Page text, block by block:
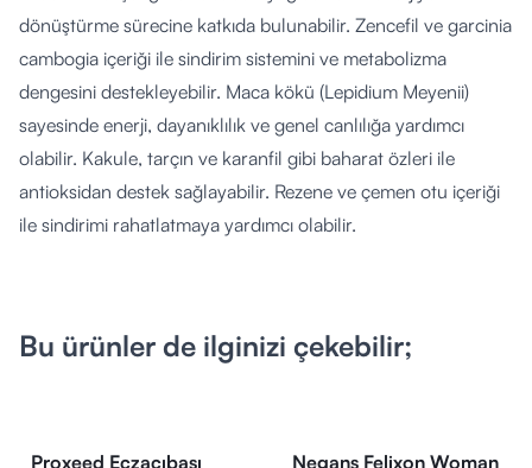
dönüştürme sürecine katkıda bulunabilir. Zencefil ve garcinia
cambogia içeriği ile sindirim sistemini ve metabolizma
dengesini destekleyebilir. Maca kökü (Lepidium Meyenii)
sayesinde enerji, dayanıklılık ve genel canlılığa yardımcı
olabilir. Kakule, tarçın ve karanfil gibi baharat özleri ile
antioksidan destek sağlayabilir. Rezene ve çemen otu içeriği
ile sindirimi rahatlatmaya yardımcı olabilir.
aşılmamalıdır.
dönemi veya ilaç kullanımı durumunda hekime danışılması
Bu ürünler de ilginizi çekebilir;
Proxeed Eczacıbaşı
Negans Felixon Woman